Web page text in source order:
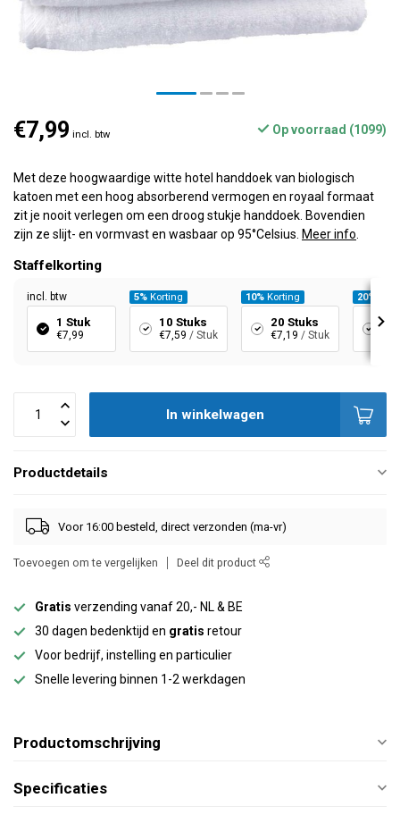
€7,99 incl. btw Op voorraad (1099)
Met deze hoogwaardige witte hotel handdoek van biologisch
katoen met een hoog absorberend vermogen en royaal formaat
zit je nooit verlegen om een droog stukje handdoek. Bovendien
zijn ze slijt- en vormvast en wasbaar op 95°Celsius. Meer info
Staffelkorting
incl. btw
1 Stuk
€7,99
5% Korting
10 Stuks
€7,59 / Stuk
10% Korting
20 Stuks
€7,19 / Stuk
20%
40
In winkelwagen
Productdetails
Voor 16:00 besteld, direct verzonden (ma-vr)
Toevoegen om te vergelijken Deel dit product
Gratis verzending vanaf 20,- NL & BE
30 dagen bedenktijd en gratis retour
Voor bedrijf, instelling en particulier
Snelle levering binnen 1-2 werkdagen
Productomschrijving
Specificaties